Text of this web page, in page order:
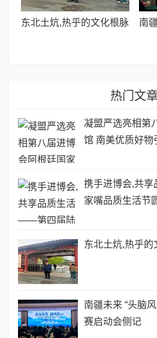
​东北土炕,热乎的文化根脉
热门文章
凝盟严选亮相第
馆 南美优质好物
携手进博会,共
家嘴品质生活节
东北土炕,热乎的
南疆未来 “头脑
赛启动会侧记